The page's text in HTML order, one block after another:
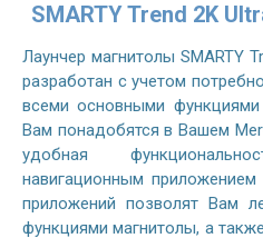
SMARTY Trend 2K
Лаунчер магнитолы SMARTY
разработан с учетом
всеми основными
Вам понадобятся в Вашем
удобная
навигационным
приложений позволят Вам
функциями магнитолы, а